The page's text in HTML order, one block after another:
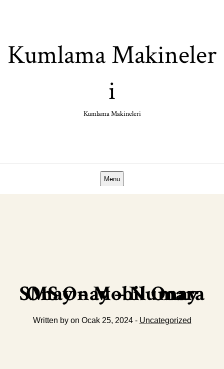
Kumlama Makineler
i
Kumlama Makineleri
Menu
SMS Onay – Numara Onay – Mobil Onay
Written by on Ocak 25, 2024 - Uncategorized